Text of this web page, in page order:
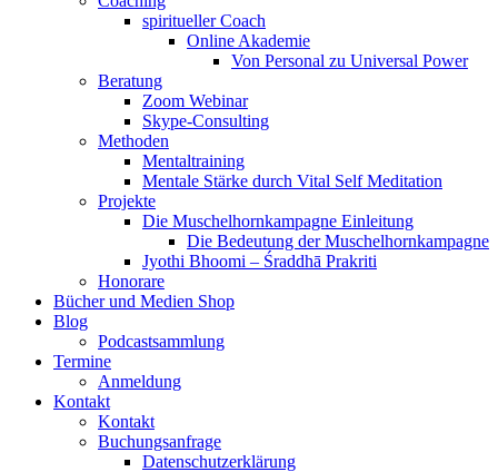
spiritueller Coach
Online Akademie
Von Personal zu Universal Power
Beratung
Zoom Webinar
Skype-Consulting
Methoden
Mentaltraining
Mentale Stärke durch Vital Self Meditation
Projekte
Die Muschelhornkampagne Einleitung
Die Bedeutung der Muschelhornkampagne
Jyothi Bhoomi – Śraddhā Prakriti
Honorare
Bücher und Medien Shop
Blog
Podcastsammlung
Termine
Anmeldung
Kontakt
Kontakt
Buchungsanfrage
Datenschutzerklärung